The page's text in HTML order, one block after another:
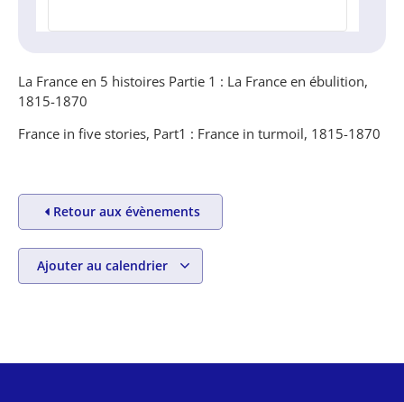
La France en 5 histoires Partie 1 : La France en ébulition,
1815-1870
France in five stories, Part1 : France in turmoil, 1815-1870
Retour aux évènements
Ajouter au calendrier